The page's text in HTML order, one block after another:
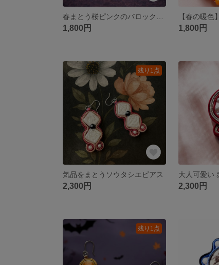
1,800円 1,800円
残り1点
気品をまとうソウタシエピアス
2,300円 2,300円
残り1点